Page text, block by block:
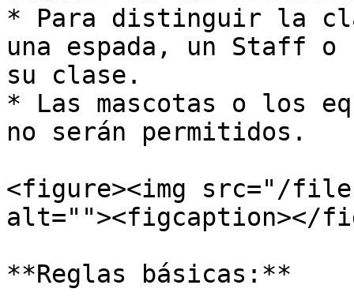
* Para distinguir la
una espada, un Staff o
su clase.
* Las mascotas o los
no serán permitidos.
<figure><img src="/files/
alt=""><figcaption></
**Reglas básicas:**